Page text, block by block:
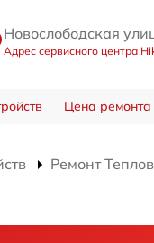
Новослободская
Адрес сервисного центра
Цена ремонта
Ремонт